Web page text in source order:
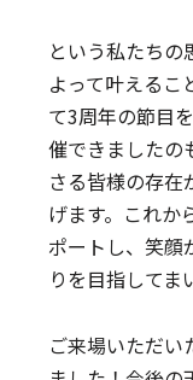
という私たち
よって叶えるこ
て3周年の節目
催できましたの
さる皆様の存在
げます。これか
ポートし、笑顔
りを目指してま
ご来場いただい